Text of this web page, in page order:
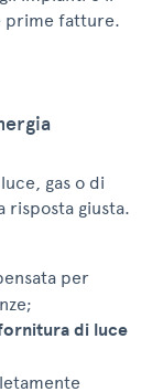
prime fatture.
gas o di
risposta giusta.
per
di luce